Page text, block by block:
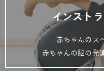
インスト
赤ちゃんのス
赤ちゃんの脳の発